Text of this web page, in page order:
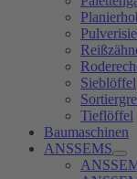
Sieblöffel
Tieflöffel
Baumaschinen
ANSSEMS